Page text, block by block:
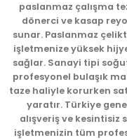
Bu ürüne benzer farklı
paslanmaz çalışma
dönerci ve kasap
sunar. Paslanmaz
işletmenize yüksek
sağlar. Sanayi tipi
profesyonel bulaşık
taze haliyle korurken
yaratır. Türkiye
alışveriş ve kesintisiz
işletmenizin tüm